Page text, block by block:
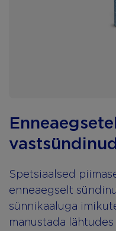
Spetsiaalsed
enneaegselt
sünnikaaluga
manustada